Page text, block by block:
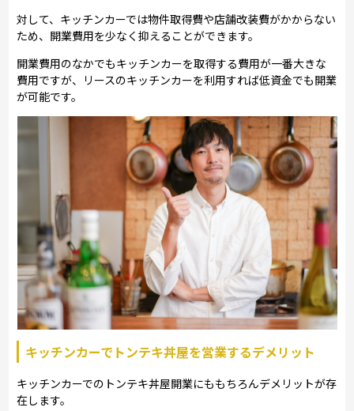
対して、キッチンカーでは物件取得費や店舗改装費がかからない
ため、開業費用を少なく抑えることができます。
開業費用のなかでもキッチンカーを取得する費用が一番大きな
費用ですが、リースのキッチンカーを利用すれば低資金でも開業
が可能です。
キッチンカーでトンテキ丼屋を営業するデメリット
キッチンカーでのトンテキ丼屋開業にももちろんデメリットが存
在します。